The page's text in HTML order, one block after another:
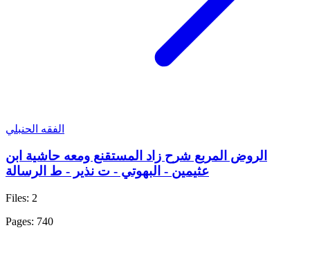
الفقه الحنبلي
الروض المربع شرح زاد المستقنع ومعه حاشية ابن
عثيمين - البهوتي - ت نذير - ط الرسالة
Files: 2
Pages: 740